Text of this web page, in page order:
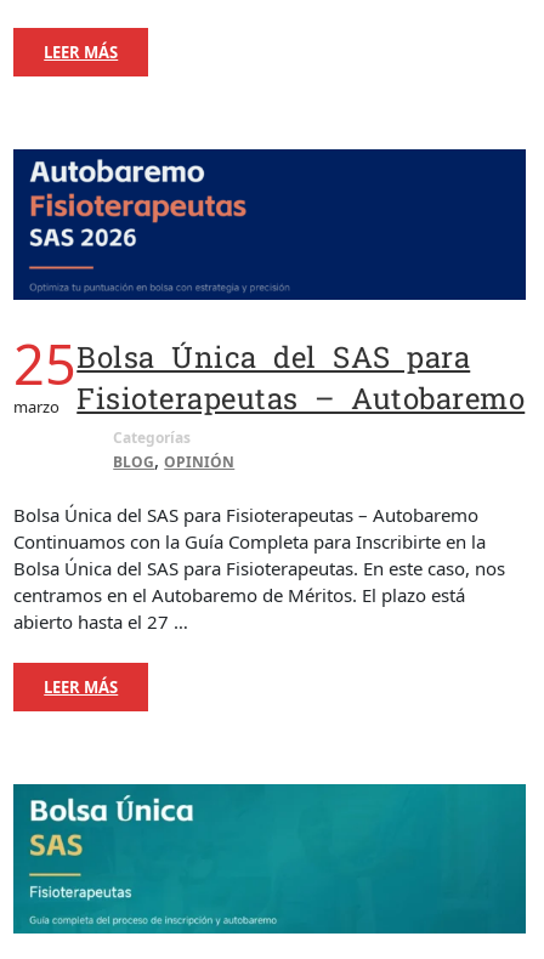
LEER MÁS
25
marzo
Bolsa Única del SAS para
Fisioterapeutas – Autobaremo
Categorías
BLOG,OPINIÓN
Bolsa Única del SAS para Fisioterapeutas – Autobaremo
Continuamos con la Guía Completa para Inscribirte en la
Bolsa Única del SAS para Fisioterapeutas. En este caso, nos
centramos en el Autobaremo de Méritos. El plazo está
abierto hasta el 27 …
LEER MÁS